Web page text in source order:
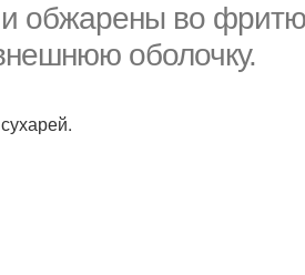
обжарены во
оболочку.